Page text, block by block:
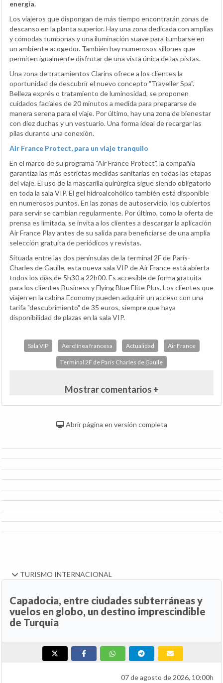
energía.
Los viajeros que dispongan de más tiempo encontrarán zonas de
descanso en la planta superior. Hay una zona dedicada con amplias
y cómodas tumbonas y una iluminación suave para tumbarse en
un ambiente acogedor. También hay numerosos sillones que
permiten igualmente disfrutar de una vista única de las pistas.
Una zona de tratamientos Clarins ofrece a los clientes la
oportunidad de descubrir el nuevo concepto "Traveller Spa".
Belleza exprés o tratamiento de luminosidad, se proponen
cuidados faciales de 20 minutos a medida para prepararse de
manera serena para el viaje. Por último, hay una zona de bienestar
con diez duchas y un vestuario. Una forma ideal de recargar las
pilas durante una conexión.
Air France Protect, para un viaje tranquilo
En el marco de su programa "Air France Protect", la compañía
garantiza las más estrictas medidas sanitarias en todas las etapas
del viaje. El uso de la mascarilla quirúrgica sigue siendo obligatorio
en toda la sala VIP. El gel hidroalcohólico también está disponible
en numerosos puntos. En las zonas de autoservicio, los cubiertos
para servir se cambian regularmente. Por último, como la oferta de
prensa es limitada, se invita a los clientes a descargar la aplicación
Air France Play antes de su salida para beneficiarse de una amplia
selección gratuita de periódicos y revistas.
Situada entre las dos penínsulas de la terminal 2F de París-
Charles de Gaulle, esta nueva sala VIP de Air France está abierta
todos los días de 5h30 a 22h00. Es accesible de forma gratuita
para los clientes Business y Flying Blue Elite Plus. Los clientes que
viajen en la cabina Economy pueden adquirir un acceso con una
tarifa "descubrimiento" de 35 euros, siempre que haya
disponibilidad de plazas en la sala VIP.
Sala VIP Aerolínea francesa Actualidad Air France
Terminal 2F de París Charles de Gaulle
Mostrar comentarios +
Abrir página en versión completa
TURISMO INTERNACIONAL
Capadocia, entre ciudades subterráneas y
vuelos en globo, un destino imprescindible
de Turquía
07 de agosto de 2026, 10:00h